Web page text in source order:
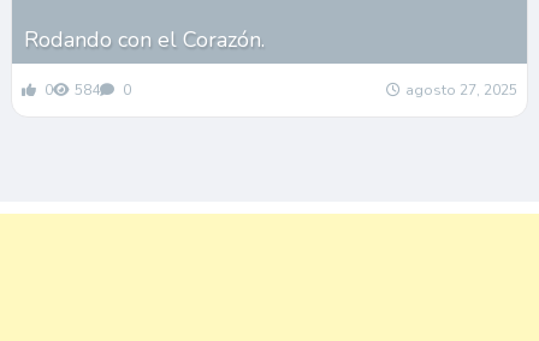
Rodando con el Corazón.
0 584 0 agosto 27, 2025